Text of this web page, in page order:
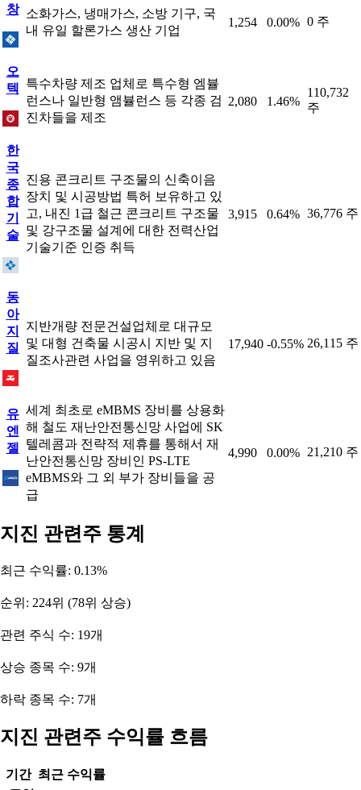
창 소화가스, 냉매가스, 소방 기구, 국
내 유일 할론가스 생산 기업
1,254 0.00% 0 주
오
텍
특수차량 제조 업체로 특수형 엠뷸
런스나 일반형 앰뷸런스 등 각종 검
진차들을 제조
2,080 1.46%
110,732
주
한
국
종
합
기
술
진용 콘크리트 구조물의 신축이음
장치 및 시공방법 특허 보유하고 있
고, 내진 1급 철근 콘크리트 구조물
및 강구조물 설계에 대한 전력산업
기술기준 인증 취득
3,915 0.64% 36,776 주
동
아
지
질
지반개량 전문건설업체로 대규모
및 대형 건축물 시공시 지반 및 지
질조사관련 사업을 영위하고 있음
17,940 -0.55% 26,115 주
유
엔
젤
세계 최초로 eMBMS 장비를 상용화
해 철도 재난안전통신망 사업에 SK
텔레콤과 전략적 제휴를 통해서 재
난안전통신망 장비인 PS-LTE
eMBMS와 그 외 부가 장비들을 공
급
4,990 0.00% 21,210 주
지진 관련주 통계
최근 수익률: 0.13%
순위: 224위 (78위 상승)
관련 주식 수: 19개
상승 종목 수: 9개
하락 종목 수: 7개
지진 관련주 수익률 흐름
기간 최근 수익률